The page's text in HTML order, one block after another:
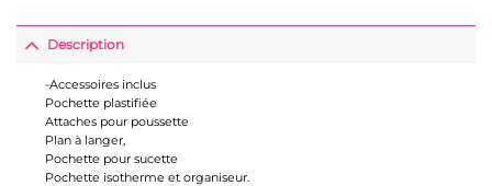
Description
-Accessoires inclus
Pochette plastifiée
Attaches pour poussette
Plan à langer,
Pochette pour sucette
Pochette isotherme et organiseur.